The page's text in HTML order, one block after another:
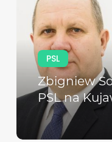
PSL
Zbigniew
PSL na